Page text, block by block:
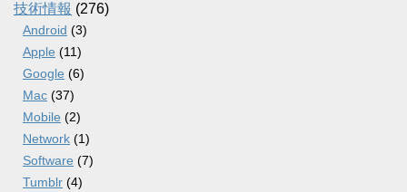
技術情報 (276)
Android (3)
Apple (11)
Google (6)
Mac (37)
Mobile (2)
Network (1)
Software (7)
Tumblr (4)